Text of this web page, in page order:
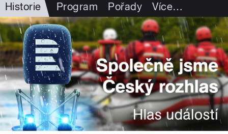
Historie Program Pořady Více…